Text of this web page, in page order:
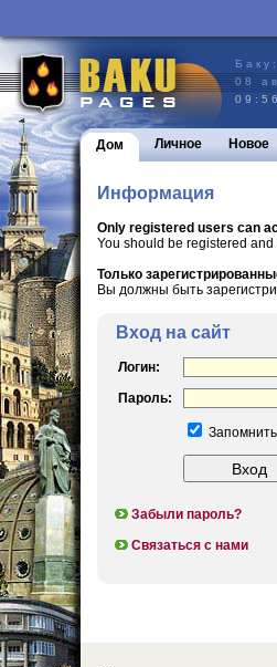
Баку:
08
09:56
Дом Личное Новое
Информация
Only registered users can
You should be registered
Только
Вы должны быть
Вход на сайт
Логин:
Пароль:
Запомнить
Забыли пароль?
Связаться с нами